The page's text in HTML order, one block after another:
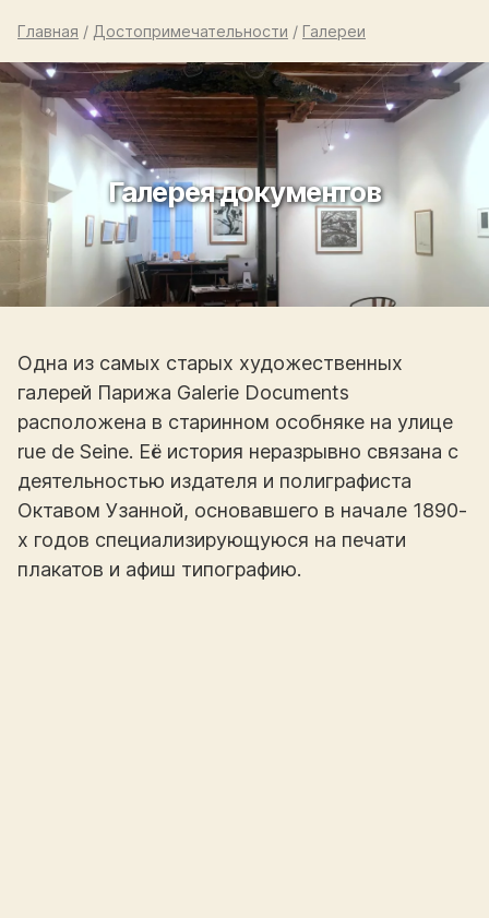
Главная / Достопримечательности / Галереи
Галерея документов
Одна из самых старых художественных
галерей Парижа Galerie Documents
расположена в старинном особняке на улице
rue de Seine. Её история неразрывно связана с
деятельностью издателя и полиграфиста
Октавом Узанной, основавшего в начале 1890-
х годов специализирующуюся на печати
плакатов и афиш типографию.